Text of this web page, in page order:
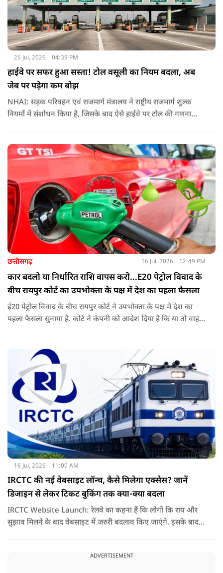
25 Jul, 2026 04:39 PM
हाईवे पर सफर हुआ सस्ता! टोल वसूली का नियम बदला, अब
जेब पर पड़ेगा कम बोझ
NHAI: सड़क परिवहन एवं राजमार्ग मंत्रालय ने राष्ट्रीय राजमार्ग शुल्क
नियमों में संशोधन किया है, जिसके बाद ऐसे हाईवे पर टोल की गणना
छत्तीसगढ़ 16 Jul, 2026 12:49 PM
कार बदलो या निर्धारित राशि वापस करो...E20 पेट्रोल विवाद के
बीच रायपुर कोर्ट का उपभोक्ता के पक्ष में देश का पहला फैसला
ई20 पेट्रोल विवाद के बीच रायपुर कोर्ट ने उपभोक्ता के पक्ष में देश का
पहला फैसला सुनाया है. कोर्ट ने कंपनी को आदेश दिया है कि या तो वाहन
16 Jul, 2026 11:00 AM
IRCTC की नई वेबसाइट लॉन्च, कैसे मिलेगा एक्सेस? जानें
डिजाइन से लेकर टिकट बुकिंग तक क्या-क्या बदला
IRCTC Website Launch: रेलवे का कहना हैं कि लोगों कि राय और
सुझाव मिलने के बाद वेबसाइट में जरुरी बदलाव किए जाएंगे. इसके बाद
बुकिंग को पहले से ज्यादा आसान तेज और बिना परेशानी वाला बनाना हैं.
ADVERTISEMENT